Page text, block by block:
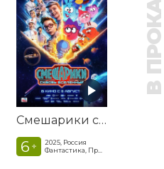
Смешарики сквозь вселенные
6 +
2025, Россия
Фантастика, Приключенческая комедия
В